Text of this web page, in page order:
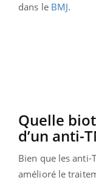
dans le BMJ.
Quelle
d’un anti-
Bien que les anti-
amélioré le